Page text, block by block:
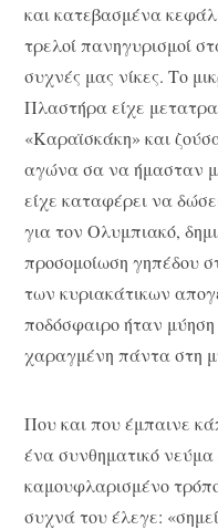
και κατεβασμένα
τρελοί πανηγυρισμοί
συχνές μας νίκες. Το
Πλαστήρα είχε
«Καραϊσκάκη» και
αγώνα σα να ήμασταν
είχε καταφέρει να
για τον Ολυμπιακό,
προσομοίωση γηπέδου
των κυριακάτικων
ποδόσφαιρο ήταν
χαραγμένη πάντα στη
Που και που έμπαινε
ένα συνθηματικό νεύμα
καμουφλαρισμένο
συχνά του έλεγε: